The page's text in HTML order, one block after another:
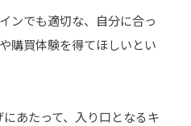
ンでも適切な、自分に合っ
購買体験を得てほしいとい
あたって、入り口となるキ